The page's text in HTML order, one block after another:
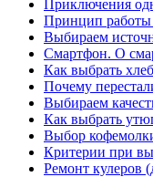
Приключения
Принцип
Выбираем
Смартфон. О
Как выбрать
Почему
Выбираем
Как выбрать
Выбор
Критерии при
Ремонт кулеров